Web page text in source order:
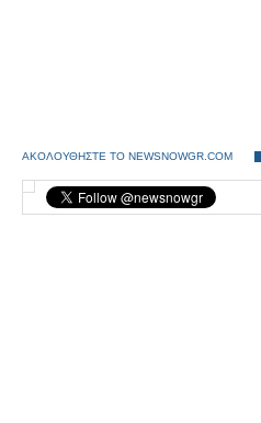
ΑΚΟΛΟΥΘΗΣΤΕ ΤΟ NEWSNOWGR.COM